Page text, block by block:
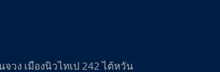
วง เมืองนิวไทเป 242 ไต้หวัน